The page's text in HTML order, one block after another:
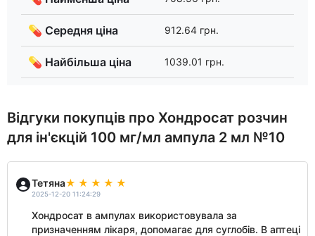
💊 Середня ціна 912.64 грн.
💊 Найбільша ціна 1039.01 грн.
Відгуки покупців про Хондросат розчин
для ін'єкцій 100 мг/мл ампула 2 мл №10
Тетяна
2025-12-20 11:24:29
Хондросат в ампулах використовувала за
призначенням лікаря, допомагає для суглобів. В аптеці